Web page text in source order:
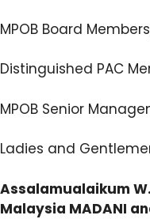
MPOB Board
Distinguished PAC
MPOB Senior
Ladies and
Assalamualaikum
Malaysia MADANI